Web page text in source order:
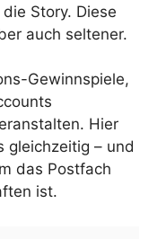
Story. Diese
auch seltener.
Gewinnspiele,
Hier
gleichzeitig – und
das Postfach
ist.